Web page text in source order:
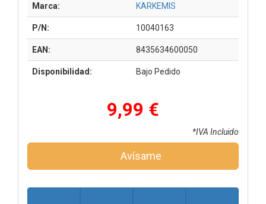
Marca: KARKEMIS
P/N: 10040163
EAN: 8435634600050
Disponibilidad: Bajo Pedido
9,99 €
*IVA Incluido
Avísame